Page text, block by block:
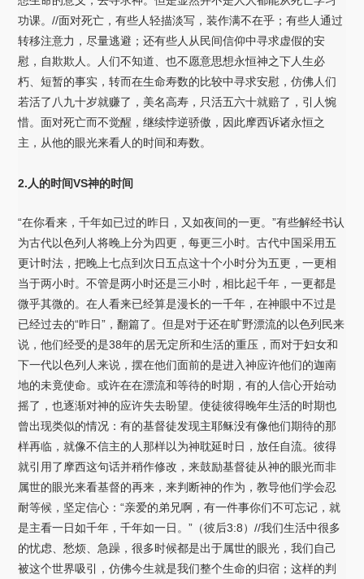
功课。//面对死亡，有些人轻描淡写，装作满不在乎；有些人通过
转移注意力，尽量逃避；还有些人从民间信仰中寻求虚假的安
慰，自欺欺人。人们不知道、也不愿意思想永恒神之下人生必
朽、短暂的事实，转而在生命寿数的比较中寻求安慰，仿佛人们
若活了八九十岁就赚了，美名高寿，只活五六十就赔了，引人惋
惜。面对死亡而不觉醒，继续悖逆骄傲，因此摩西诉诸永恒之
主，从他的眼光来看人的时间和寿数。
2.人的时间VS神的时间
“在你看来，千年如已过的昨日，又如夜间的一更。”有些解经书认
为古代以色列人将晚上分为四更，每更三小时。古代中国采用五
更计时法，把晚上七点到次日五点这十个小时分为五更，一更相
当于两小时。不管是两小时还是三小时，相比起千年，一更都是
微乎其微的。在人看来已经算是漫长的一千年，在神眼中不过是
已经过去的“昨日”，翻篇了。但是对于还在旷野漂流的以色列民来
说，他们经受的是38年的居无定所和生活的重压，而对于妇女和
下一代以色列人来说，摆在他们面前的是进入神应许他们的迦南
地的未竟使命。或许在在漂流和等待的时期，有的人信心开始动
摇了，也逐渐对神的应许失去盼望。使徒彼得晚年生活的时期也
曾出现类似的情况：有的基督徒发现主耶稣没有像他们期待的那
样再临，就像不信主的人那样以为神耽延时日，放任自流。彼得
就引用了摩西这句话并稍作修改，来鼓励基督徒从神的眼光而非
属世的眼光来看基督的再来，来判断神的作为，教导他们学会忍
耐等候，坚定信心：“亲爱的弟兄啊，有一件事你们不可忘记，就
是主看一日如千年，千年如一日。”（彼后3:8）//我们生活中很多
的忧虑、愁烦、急躁，很多时候都是出于属世的眼光，我们自己
被这个世界吸引，仿佛今生就是我们整个生命的归宿；这样的判